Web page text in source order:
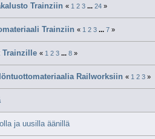
Trainziin « 1 2 3 ...24 »
Trainziin « 1 2 3 ...7 »
Trainzille « 1 2 3 ...8 »
Railworksiin « 1 2 3 »
ja uusilla äänillä